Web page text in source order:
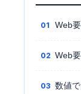
Web
Web
数値